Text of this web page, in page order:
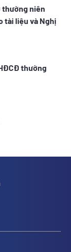
thường niên
tài liệu và Nghị
thường